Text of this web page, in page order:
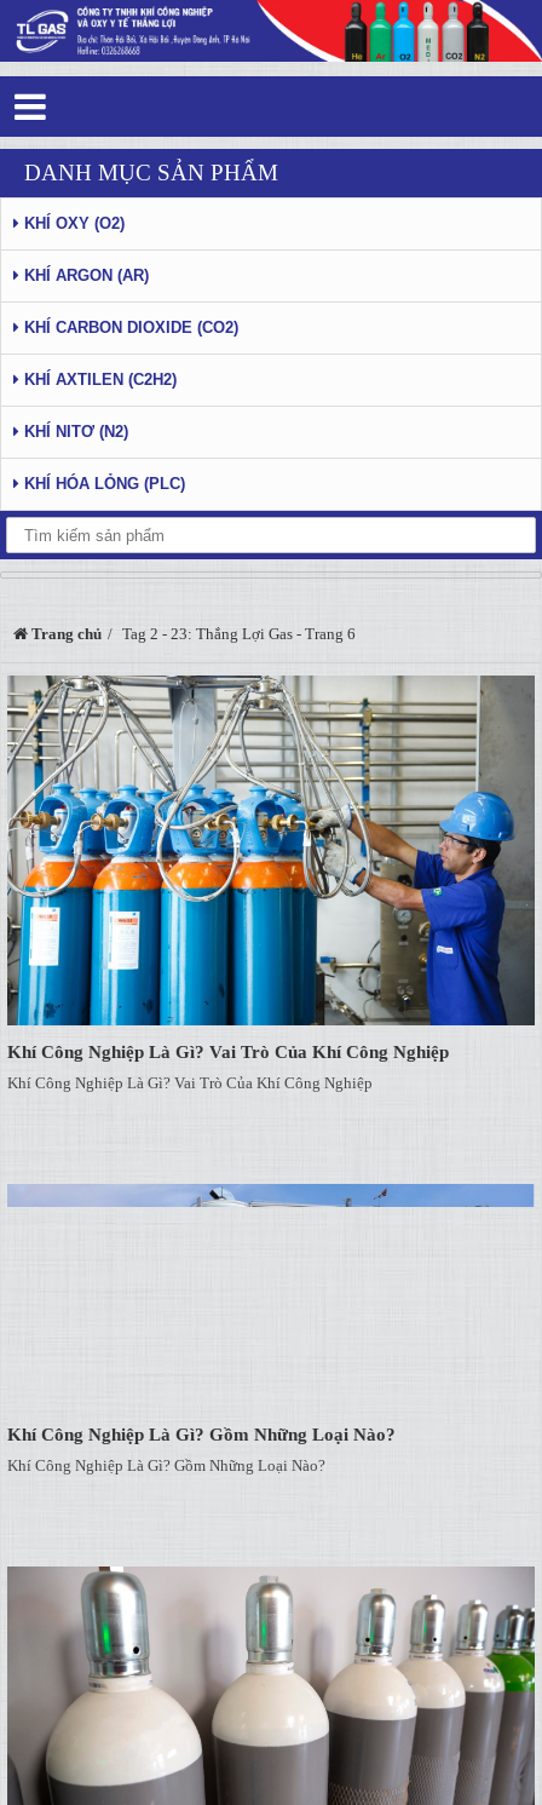
Tag 2 - 23: Thắng Lợi Gas - Trang 6
DANH MỤC SẢN PHẨM
KHÍ OXY (O2)
KHÍ ARGON (AR)
KHÍ CARBON DIOXIDE (CO2)
KHÍ AXTILEN (C2H2)
KHÍ NITƠ (N2)
KHÍ HÓA LỎNG (PLC)
Trang chủ Tag 2 - 23: Thắng Lợi Gas - Trang 6
Khí Công Nghiệp Là Gì? Vai Trò Của Khí Công Nghiệp
Khí Công Nghiệp Là Gì? Vai Trò Của Khí Công Nghiệp
Khí Công Nghiệp Là Gì? Gồm Những Loại Nào?
Khí Công Nghiệp Là Gì? Gồm Những Loại Nào?